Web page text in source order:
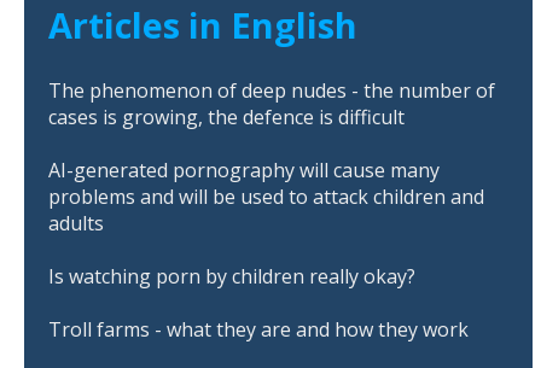
Articles in English
The phenomenon of deep nudes - the number of
cases is growing, the defence is difficult
AI-generated pornography will cause many
problems and will be used to attack children and
adults
Is watching porn by children really okay?
Troll farms - what they are and how they work